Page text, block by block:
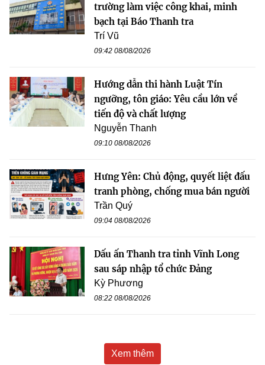
trường làm việc công khai, minh
bạch tại Báo Thanh tra
Trí Vũ
09:42 08/08/2026
Hướng dẫn thi hành Luật Tín
ngưỡng, tôn giáo: Yêu cầu lớn về
tiến độ và chất lượng
Nguyễn Thanh
09:10 08/08/2026
Hưng Yên: Chủ động, quyết liệt đấu
tranh phòng, chống mua bán người
Trần Quý
09:04 08/08/2026
Dấu ấn Thanh tra tỉnh Vĩnh Long
sau sáp nhập tổ chức Đảng
Kỳ Phương
08:22 08/08/2026
Xem thêm